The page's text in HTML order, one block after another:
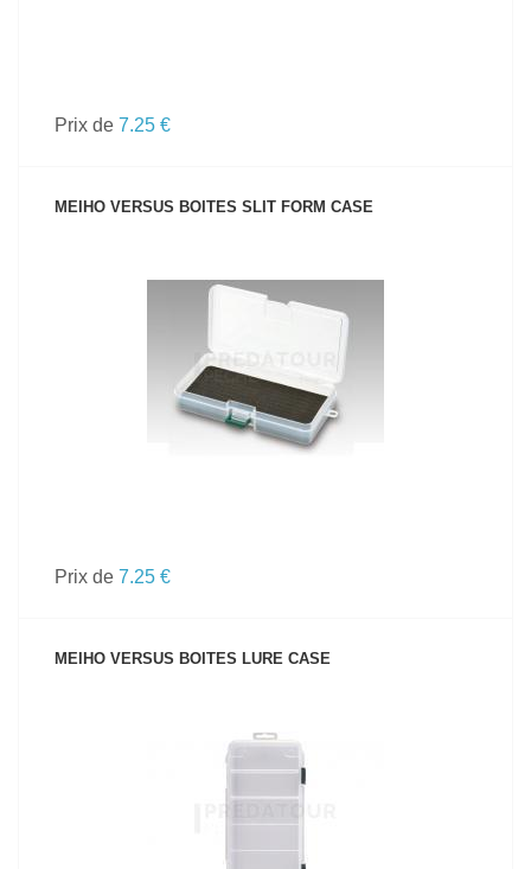
Prix de 7.25 €
MEIHO VERSUS BOITES SLIT FORM CASE
Prix de 7.25 €
MEIHO VERSUS BOITES LURE CASE
VOIR LE PRODUIT